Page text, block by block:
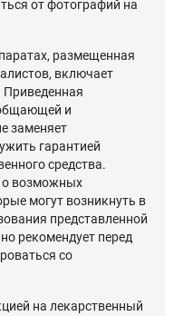
от фотографий на
размещенная
включает
Приведенная
и
заменяет
гарантией
средства.
о возможных
могут возникнуть в
представленной
рекомендует перед
со
на лекарственный